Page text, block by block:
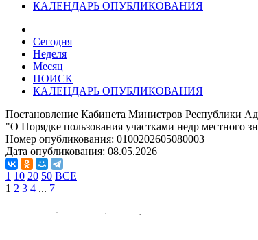
КАЛЕНДАРЬ ОПУБЛИКОВАНИЯ
Сегодня
Неделя
Месяц
ПОИСК
КАЛЕНДАРЬ ОПУБЛИКОВАНИЯ
Постановление Кабинета Министров Республики
"О Порядке пользования участками недр местного
Номер опубликования: 0100202605080003
Дата опубликования: 08.05.2026
1 10 20 50 ВСЕ
1 2 3 4 ... 7